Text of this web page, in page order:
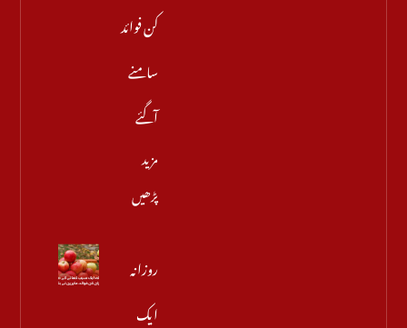
کن فوائد
سامنے
آگئے
مزید
پڑھیں
روزانہ
ایک